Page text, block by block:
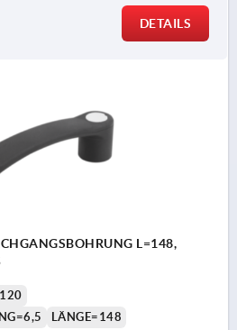
DETAILS
L=148,
LÄNGE=148